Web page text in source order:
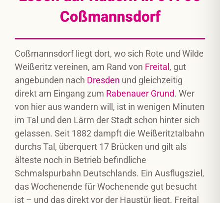
Coßmannsdorf
Coßmannsdorf liegt dort, wo sich Rote und Wilde
Weißeritz vereinen, am Rand von Freital, gut
angebunden nach Dresden und gleichzeitig
direkt am Eingang zum Rabenauer Grund. Wer
von hier aus wandern will, ist in wenigen Minuten
im Tal und den Lärm der Stadt schon hinter sich
gelassen. Seit 1882 dampft die Weißeritztalbahn
durchs Tal, überquert 17 Brücken und gilt als
älteste noch in Betrieb befindliche
Schmalspurbahn Deutschlands. Ein Ausflugsziel,
das Wochenende für Wochenende gut besucht
ist – und das direkt vor der Haustür liegt. Freital